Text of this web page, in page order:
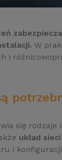
W
i
się rodzaje
układ
i